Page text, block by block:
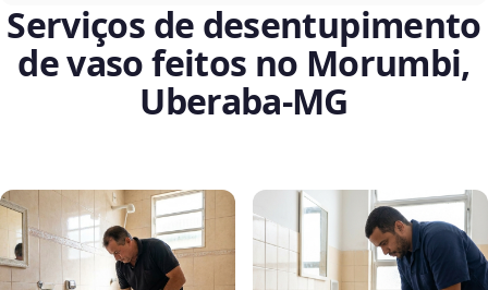
Serviços de desentupimento
de vaso feitos no Morumbi,
Uberaba‑MG